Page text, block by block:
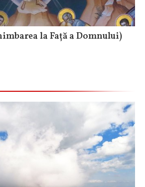
la Față a Domnului)